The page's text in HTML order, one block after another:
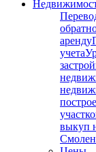
аренду
учета
выкуп